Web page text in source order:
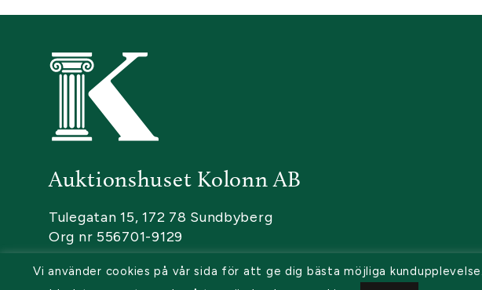
Auktionshuset Kolonn AB
Tulegatan 15, 172 78 Sundbyberg
Org nr 556701-9129
Vi använder cookies på vår sida för att ge dig bästa möjliga